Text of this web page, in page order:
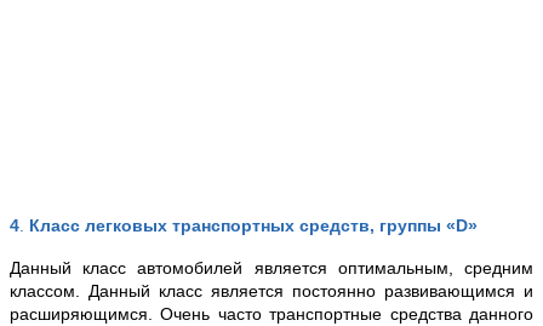
4 Класс легковых транспортных средств, группы «D»
Данный класс автомобилей является оптимальным, средним
классом. Данный класс является постоянно развивающимся и
расширяющимся. Очень часто транспортные средства данного